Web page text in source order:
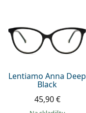
Lentiamo Anna Deep
Black
45,90 €